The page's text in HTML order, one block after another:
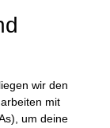
wir den
mit
um deine